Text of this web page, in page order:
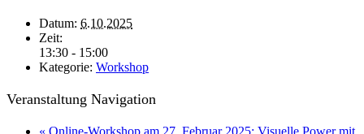
Datum: 6.10.2025
Zeit:
13:30 - 15:00
Kategorie: Workshop
Veranstaltung Navigation